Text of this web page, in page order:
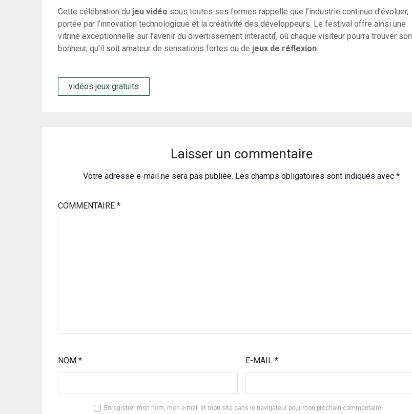
Cette célébration du jeu vidéo sous toutes ses formes rappelle que l’industrie continue d’évoluer,
portée par l’innovation technologique et la créativité des développeurs. Le festival offre ainsi une
vitrine exceptionnelle sur l’avenir du divertissement interactif, où chaque visiteur pourra trouver son
bonheur, qu’il soit amateur de sensations fortes ou de jeux de réflexion.
vidéos jeux gratuits
Laisser un commentaire
Votre adresse e-mail ne sera pas publiée. Les champs obligatoires sont indiqués avec*
COMMENTAIRE*
NOM* E-MAIL *
Enregistrer mon nom, mon e-mail et mon site dans le navigateur pour mon prochain commentaire.